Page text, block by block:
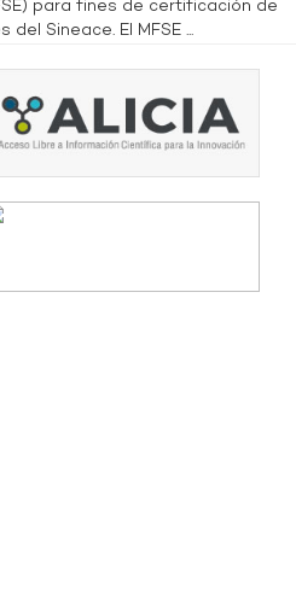
para fines de certificación de
Sineace. El MFSE ...
la